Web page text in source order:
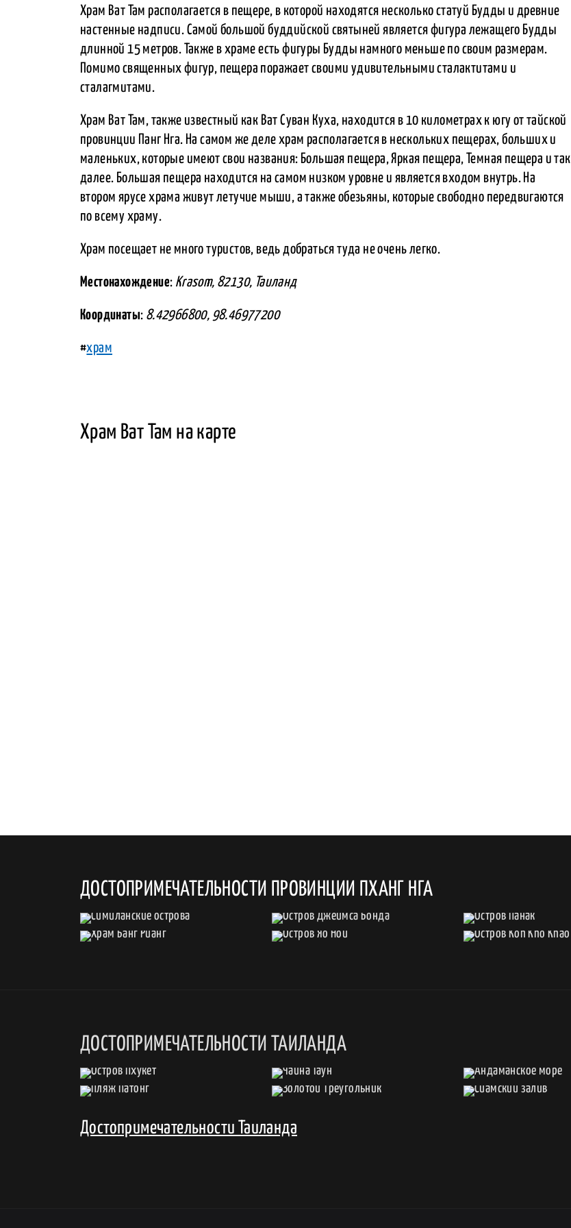
Храм Ват Там располагается в пещере, в которой находятся несколько статуй Будды и древние
настенные надписи. Самой большой буддийской святыней является фигура лежащего Будды
длинной 15 метров. Также в храме есть фигуры Будды намного меньше по своим размерам.
Помимо священных фигур, пещера поражает своими удивительными сталактитами и
сталагмитами.
Храм Ват Там, также известный как Ват Суван Куха, находится в 10 километрах к югу от тайской
провинции Панг Нга. На самом же деле храм располагается в нескольких пещерах, больших и
маленьких, которые имеют свои названия: Большая пещера, Яркая пещера, Темная пещера и так
далее. Большая пещера находится на самом низком уровне и является входом внутрь. На
втором ярусе храма живут летучие мыши, а также обезьяны, которые свободно передвигаются
по всему храму.
Храм посещает не много туристов, ведь добраться туда не очень легко.
Местонахождение: Krasom, 82130, Таиланд
Координаты: 8.42966800, 98.46977200
#храм
Храм Ват Там на карте
ДОСТОПРИМЕЧАТЕЛЬНОСТИ ПРОВИНЦИИ ПХАНГ НГА
ДОСТОПРИМЕЧАТЕЛЬНОСТИ ТАИЛАНДА
Достопримечательности Таиланда